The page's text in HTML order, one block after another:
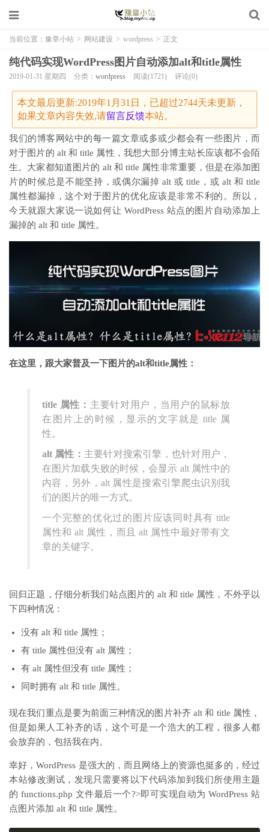
当前位置： 豫章小站 > 网站建设 > wordpress > 正文
纯代码实现WordPress图片自动添加alt和title属性
2019-01-31 星期四 分类： wordpress 阅读(1721) 评论(0)
本文最后更新:2019年1月31日，已超过2744天未更新，
如果文章内容失效,请留言反馈本站。
我们的博客网站中的每一篇文章或多或少都会有一些图片，而
对于图片的 alt 和 title 属性，我想大部分博主站长应该都不会陌
生。大家都知道图片的 alt 和 title 属性非常重要，但是在添加图
片的时候总是不能坚持，或偶尔漏掉 alt 或 title，或 alt 和 title
属性都漏掉，这个对于图片的优化应该是非常不利的。所以，
今天就跟大家说一说如何让 WordPress 站点的图片自动添加上
漏掉的 alt 和 title 属性。
在这里，跟大家普及一下图片的alt和title属性：
title 属性： 主要针对用户，当用户的鼠标放
在图片上的时候，显示的文字就是 title 属
性。
alt 属性： 主要针对搜索引擎，也针对用户，
在图片加载失败的时候，会显示 alt 属性中的
内容，另外，alt 属性是搜索引擎爬虫识别我
们的图片的唯一方式。
一个完整的优化过的图片应该同时具有 title
属性和 alt 属性，而且 alt 属性中最好带有文
章的关键字。
回归正题，仔细分析我们站点图片的 alt 和 title 属性，不外乎以
下四种情况：
没有 alt 和 title 属性；
有 title 属性但没有 alt 属性；
有 alt 属性但没有 title 属性；
同时拥有 alt 和 title 属性。
现在我们重点是要为前面三种情况的图片补齐 alt 和 title 属性，
但是如果人工补齐的话，这个可是一个浩大的工程，很多人都
会放弃的，包括我在内。
幸好，WordPress 是强大的，而且网络上的资源也挺多的，经过
本站修改测试，发现只需要将以下代码添加到我们所使用主题
的 functions.php 文件最后一个?>即可实现自动为 WordPress 站
点图片添加 alt 和 title 属性。